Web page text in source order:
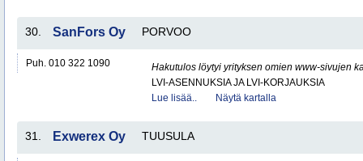
30. SanFors Oy PORVOO
Puh. 010 322 1090
Hakutulos löytyi yrityksen omien www-sivujen
LVI-ASENNUKSIA JA LVI-KORJAUKSIA
Lue lisää..
Näytä kartalla
31. Exwerex Oy TUUSULA